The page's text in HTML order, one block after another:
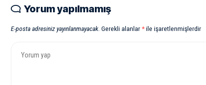
Yorum yapılmamış
E-posta adresiniz yayınlanmayacak. Gerekli alanlar*ile işaretlenmişlerdir